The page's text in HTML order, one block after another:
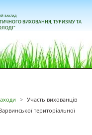
ЗАКЛАД
ВИХОВАННЯ, ТУРИЗМУ ТА
> Участь вихованців
територіальної